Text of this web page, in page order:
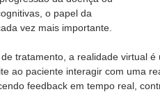
o papel da
vez mais importante.
tratamento, a realidade virtual
ao paciente interagir com uma
feedback em tempo real,